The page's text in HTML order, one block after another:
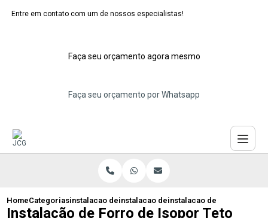
Entre em contato com um de nossos especialistas!
Faça seu orçamento agora mesmo
Faça seu orçamento por Whatsapp
HomeCategoriasinstalacao de forros de isopor
instalacao de forro de isopor
instalacao de forro de
Instalação de Forro de Isopor Teto